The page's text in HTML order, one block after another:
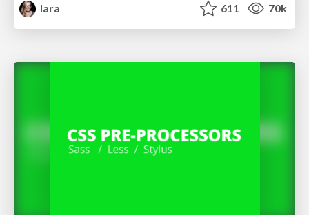
lara
611 70k